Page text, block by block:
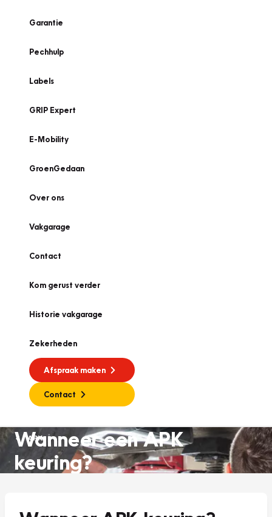
Garantie
Pechhulp
Labels
GRIP Expert
E-Mobility
GroenGedaan
Over ons
Vakgarage
Contact
Kom gerust verder
Historie vakgarage
Zekerheden
Afspraak maken
Contact
APK
Wanneer een APK
keuring?